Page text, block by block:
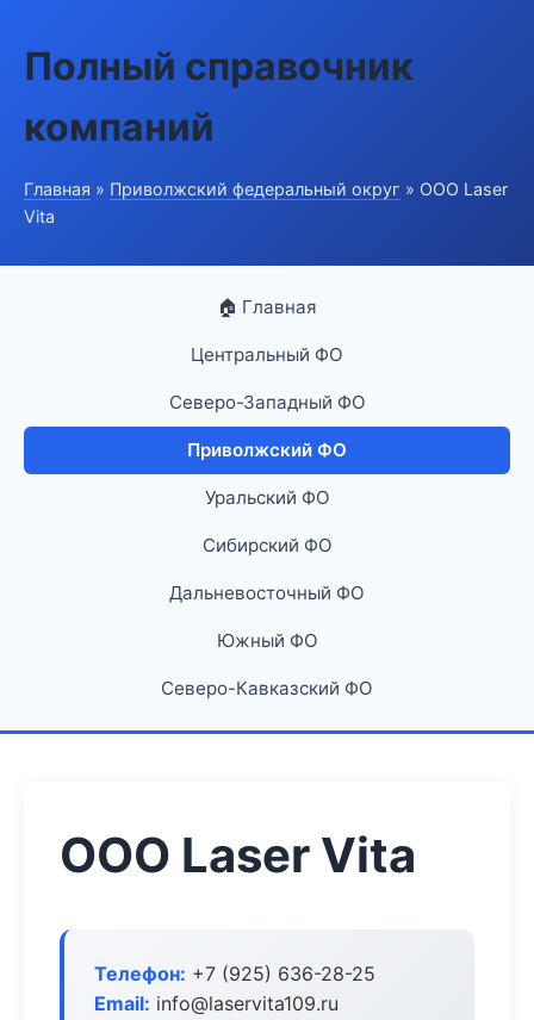
Полный справочник
компаний
Главная » Приволжский федеральный округ » ООО Laser
Vita
🏠 Главная
Центральный ФО
Северо-Западный ФО
Приволжский ФО
Уральский ФО
Сибирский ФО
Дальневосточный ФО
Южный ФО
Северо-Кавказский ФО
ООО Laser Vita
Телефон: +7 (925) 636-28-25
Email: info@laservita109.ru